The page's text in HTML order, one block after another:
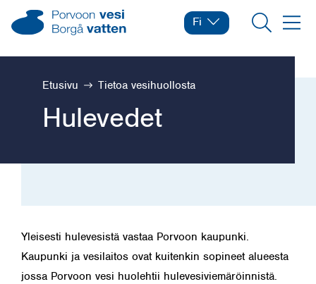
Siirry sisältöön Porvoon vesi – Siirry kotisivulle
Vaihda kieltä
Nykyinen kieli: Suomi
Fi
Hae
Selaa:
Etusivu Tietoa vesihuollosta
Hulevedet
Yleisesti hulevesistä vastaa Porvoon kaupunki.
Kaupunki ja vesilaitos ovat kuitenkin sopineet alueesta
jossa Porvoon vesi huolehtii hulevesiviemäröinnistä.